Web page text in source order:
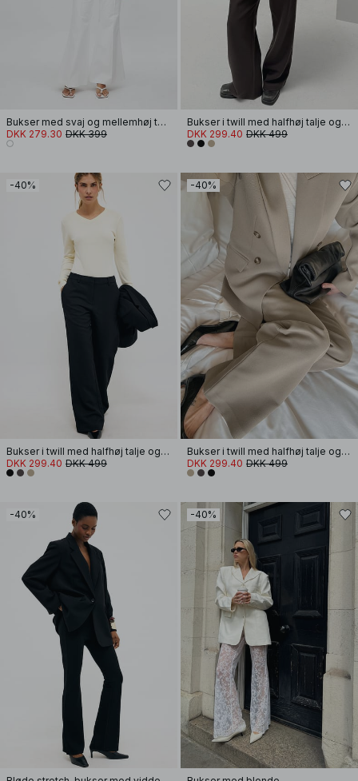
Bukser med svaj og mellemhøj talje
DKK 279.30 DKK 399
Bukser i twill med halfhøj talje og ben med svaj
DKK 299.40 DKK 499
-40%
Bukser i twill med halfhøj talje og ben med svaj
DKK 299.40 DKK 499
-40%
Bukser i twill med halfhøj talje og ben med svaj
DKK 299.40 DKK 499
-40% -40%